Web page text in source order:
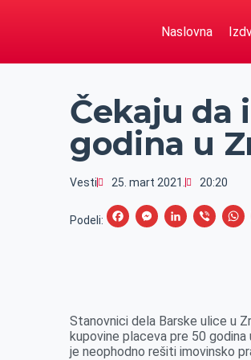
Naslovna
Čekaju da
godina u
Vesti 25. mart 2021. 20:20
Podeli:
F
o
o
M
n
g
L
d
I
V
p
Stanovnici dela Barske ulice u
kupovine placeva pre 50
je neophodno rešiti imovinsko